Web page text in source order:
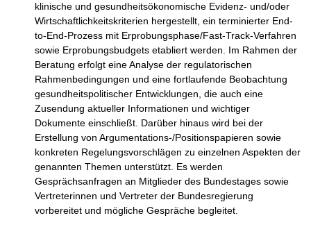
klinische und gesundheitsökonomische Evidenz- und/oder
Wirtschaftlichkeitskriterien hergestellt, ein terminierter End-
to-End-Prozess mit Erprobungsphase/Fast-Track-Verfahren
sowie Erprobungsbudgets etabliert werden. Im Rahmen der
Beratung erfolgt eine Analyse der regulatorischen
Rahmenbedingungen und eine fortlaufende Beobachtung
gesundheitspolitischer Entwicklungen, die auch eine
Zusendung aktueller Informationen und wichtiger
Dokumente einschließt. Darüber hinaus wird bei der
Erstellung von Argumentations-/Positionspapieren sowie
konkreten Regelungsvorschlägen zu einzelnen Aspekten der
genannten Themen unterstützt. Es werden
Gesprächsanfragen an Mitglieder des Bundestages sowie
Vertreterinnen und Vertreter der Bundesregierung
vorbereitet und mögliche Gespräche begleitet.